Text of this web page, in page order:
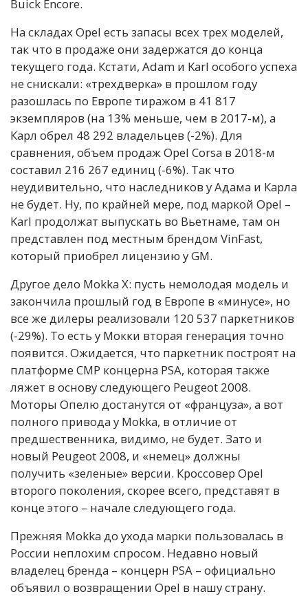
Buick Encore.
На складах Opel есть запасы всех трех моделей,
так что в продаже они задержатся до конца
текущего года. Кстати, Adam и Karl особого успеха
не снискали: «трехдверка» в прошлом году
разошлась по Европе тиражом в 41 817
экземпляров (на 13% меньше, чем в 2017-м), а
Карл обрел 48 292 владельцев (-2%). Для
сравнения, объем продаж Opel Corsa в 2018-м
составил 216 267 единиц (-6%). Так что
неудивительно, что наследников у Адама и Карла
не будет. Ну, по крайней мере, под маркой Opel –
Karl продолжат выпускать во Вьетнаме, там он
представлен под местным брендом VinFast,
который приобрел лицензию у GM.
Другое дело Mokka X: пусть немолодая модель и
закончила прошлый год в Европе в «минусе», но
все же дилеры реализовали 120 537 паркетников
(-29%). То есть у Мокки вторая генерация точно
появится. Ожидается, что паркетник построят на
платформе CMP концерна PSA, которая также
ляжет в основу следующего Peugeot 2008.
Моторы Опелю достанутся от «француза», а вот
полного привода у Mokka, в отличие от
предшественника, видимо, не будет. Зато и
новый Peugeot 2008, и «немец» должны
получить «зеленые» версии. Кроссовер Opel
второго поколения, скорее всего, представят в
конце этого – начале следующего года.
Прежняя Mokka до ухода марки пользовалась в
России неплохим спросом. Недавно новый
владелец бренда – концерн PSA – официально
объявил о возвращении Opel в нашу страну.